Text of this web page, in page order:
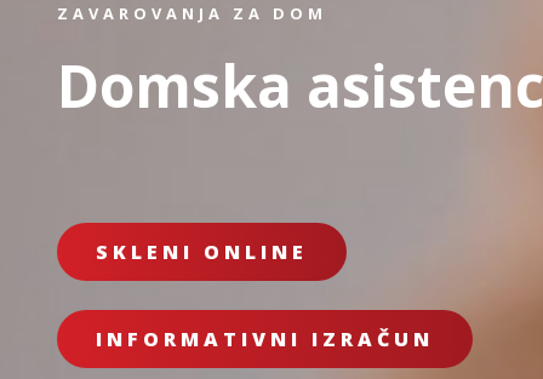
ZAVAROVANJA ZA DOM
Domska
SKLENI ONLINE
INFORMATIVNI IZRAČUN